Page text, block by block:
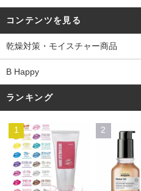
コンテンツを見る
乾燥対策・モイスチャー商品
B Happy
ランキング
1 2